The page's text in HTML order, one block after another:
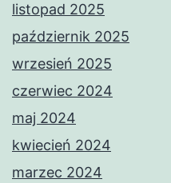
listopad 2025
październik 2025
wrzesień 2025
czerwiec 2024
maj 2024
kwiecień 2024
marzec 2024